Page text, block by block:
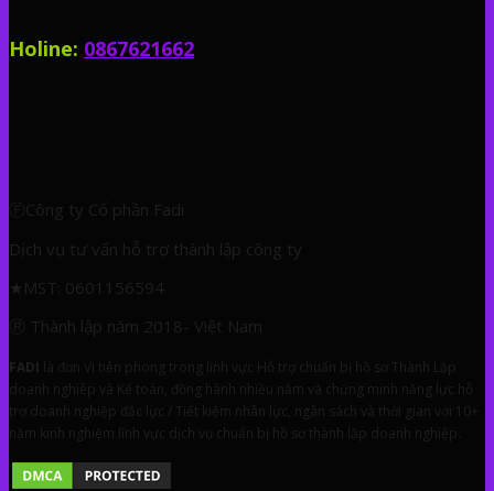
Holine: 0867621662
ⒻCông ty Cổ phần Fadi
Dịch vụ tư vấn hỗ trợ thành lập công ty
★ MST: 0601156594
Ⓡ Thành lập năm 2018- Việt Nam
FADI
là đơn Vị tiên phong trong lĩnh vực Hỗ trợ chuẩn bị hồ sơ Thành Lập
doanh nghiêp và Kế toán, đồng hành nhiều năm và chứng minh năng lực hỗ
trợ doanh nghiệp đắc lực / Tiết kiệm nhân lực, ngân sách và thời gian với 10+
năm kinh nghiệm lĩnh vực dịch vụ chuẩn bị hồ sơ thành lập doanh nghiệp.